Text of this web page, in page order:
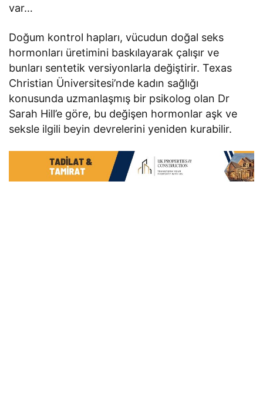
var…
Doğum kontrol hapları, vücudun doğal seks
hormonları üretimini baskılayarak çalışır ve
bunları sentetik versiyonlarla değiştirir. Texas
Christian Üniversitesi’nde kadın sağlığı
konusunda uzmanlaşmış bir psikolog olan Dr
Sarah Hill’e göre, bu değişen hormonlar aşk ve
seksle ilgili beyin devrelerini yeniden kurabilir.